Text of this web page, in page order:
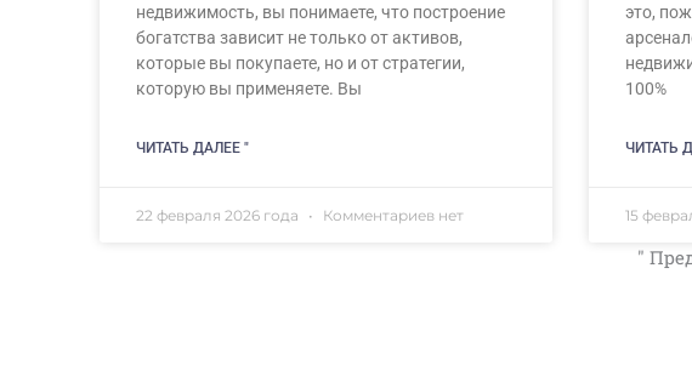
недвижимость, вы понимаете, что построение
богатства зависит не только от активов,
которые вы покупаете, но и от стратегии,
которую вы применяете. Вы
ЧИТАТЬ ДАЛЕЕ "
22 февраля 2026 года Комментариев нет
это,
100%
ЧИТАТЬ
15
"